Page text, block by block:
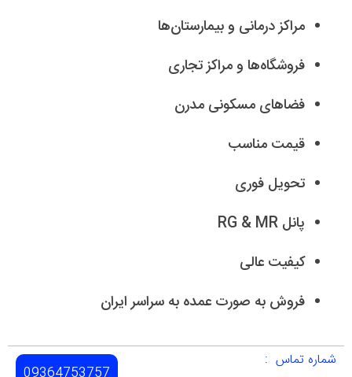
مراکز درمانی و بیمارستان‌ها
فروشگاه‌ها و مراکز تجاری
فضاهای مسکونی مدرن
قیمت مناسب
تحویل فوری
پانل RG & MR
کیفیت عالی
فروش به صورت عمده به سراسر ایران
شماره تماس :